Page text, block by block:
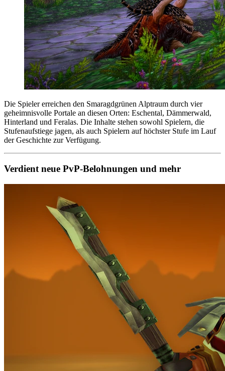
Die Spieler erreichen den Smaragdgrünen Alptraum durch vier
geheimnisvolle Portale an diesen Orten: Eschental, Dämmerwald,
Hinterland und Feralas. Die Inhalte stehen sowohl Spielern, die
Stufenaufstiege jagen, als auch Spielern auf höchster Stufe im Lauf
der Geschichte zur Verfügung.
Verdient neue PvP-Belohnungen und mehr